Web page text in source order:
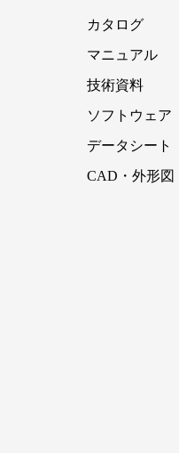
カタログ
マニュアル
技術資料
ソフトウェア
データシート
CAD・外形図